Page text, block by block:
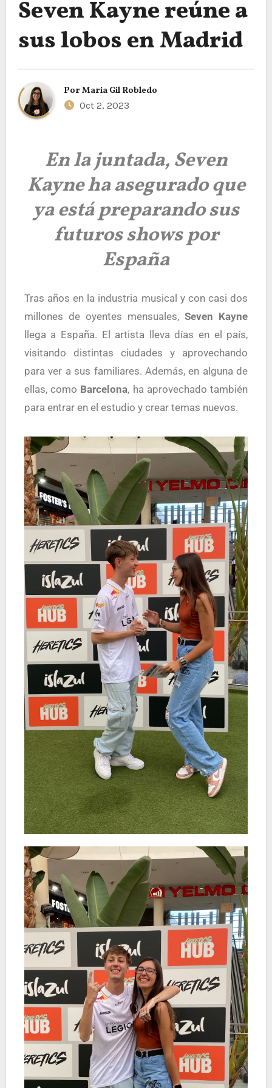
Seven Kayne reúne a
sus lobos en Madrid
Por Maria Gil Robledo
Oct 2, 2023
En la juntada, Seven
Kayne ha asegurado que
ya está preparando sus
futuros shows por
España
Tras años en la industria musical y con casi dos
millones de oyentes mensuales,Seven Kayne
llega a España. El artista lleva días en el país,
visitando distintas ciudades y aprovechando
para ver a sus familiares. Además, en alguna de
ellas, como Barcelona, ha aprovechado también
para entrar en el estudio y crear temas nuevos.